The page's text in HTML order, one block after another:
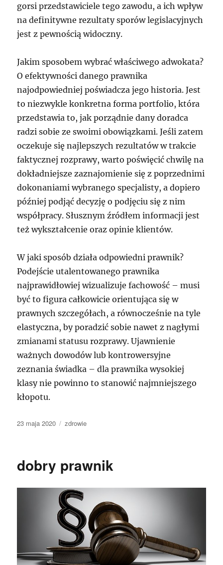
gorsi przedstawiciele tego zawodu, a ich wpływ
na definitywne rezultaty sporów legislacyjnych
jest z pewnością widoczny.
Jakim sposobem wybrać właściwego adwokata?
O efektywności danego prawnika
najodpowiedniej poświadcza jego historia. Jest
to niezwykle konkretna forma portfolio, która
przedstawia to, jak porządnie dany doradca
radzi sobie ze swoimi obowiązkami. Jeśli zatem
oczekuje się najlepszych rezultatów w trakcie
faktycznej rozprawy, warto poświęcić chwilę na
dokładniejsze zaznajomienie się z poprzednimi
dokonaniami wybranego specjalisty, a dopiero
później podjąć decyzję o podjęciu się z nim
współpracy. Słusznym źródłem informacji jest
też wykształcenie oraz opinie klientów.
W jaki sposób działa odpowiedni prawnik?
Podejście utalentowanego prawnika
najprawidłowiej wizualizuje fachowość – musi
być to figura całkowicie orientująca się w
prawnych szczegółach, a równocześnie na tyle
elastyczna, by poradzić sobie nawet z nagłymi
zmianami statusu rozprawy. Ujawnienie
ważnych dowodów lub kontrowersyjne
zeznania świadka – dla prawnika wysokiej
klasy nie powinno to stanowić najmniejszego
kłopotu.
Data
23 maja 2020 Kategorie
zdrowie
dobry prawnik